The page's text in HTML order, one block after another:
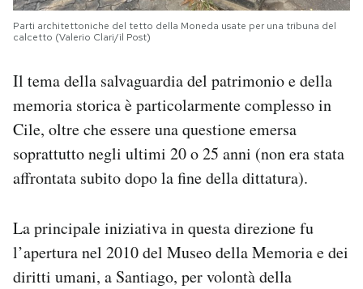
Parti architettoniche del tetto della Moneda usate per una tribuna del
calcetto (Valerio Clari/il Post)
Il tema della salvaguardia del patrimonio e della
memoria storica è particolarmente complesso in
Cile, oltre che essere una questione emersa
soprattutto negli ultimi 20 o 25 anni (non era stata
affrontata subito dopo la fine della dittatura).
La principale iniziativa in questa direzione fu
l’apertura nel 2010 del Museo della Memoria e dei
diritti umani, a Santiago, per volontà della